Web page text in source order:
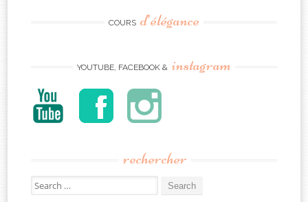
COURS d’élégance
YOUTUBE, FACEBOOK & instagram
rechercher
Search
for: